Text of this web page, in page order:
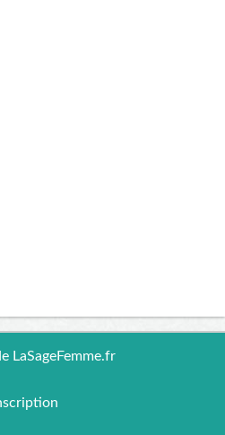
LaSageFemme.fr